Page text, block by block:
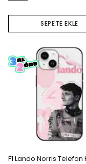
SEPETE EKLE
F1 Lando Norris Telefon